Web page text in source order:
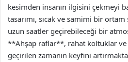
kesimden insanın ilgisini çekmeyi
tasarımı, sıcak ve samimi bir
uzun saatler geçirebileceği bir
**Ahşap raflar**, rahat koltuklar ve
geçirilen zamanın keyfini